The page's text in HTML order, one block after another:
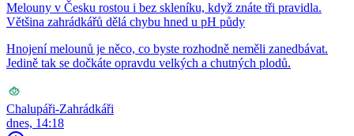
Melouny v Česku rostou i bez skleníku, když znáte tři pravidla.
Většina zahrádkářů dělá chybu hned u pH půdy
Hnojení melounů je něco, co byste rozhodně neměli zanedbávat.
Jedině tak se dočkáte opravdu velkých a chutných plodů.
Chalupáři-Zahrádkáři
dnes, 14:18